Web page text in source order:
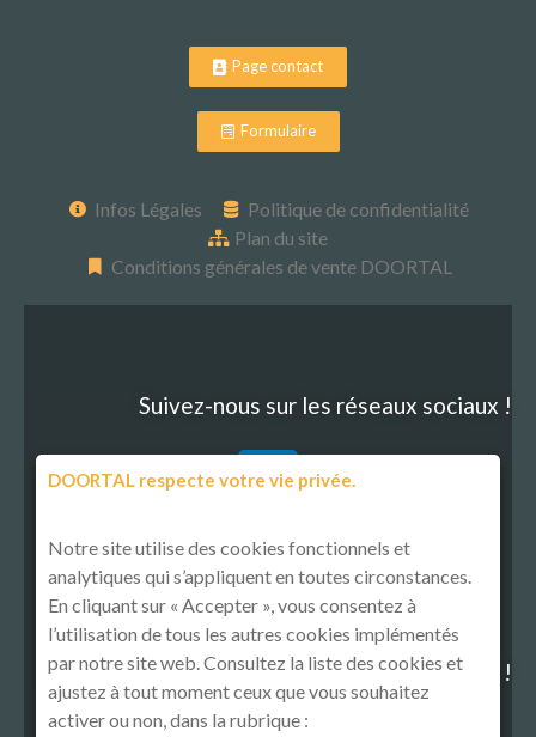
Page contact
Formulaire
Infos Légales
Politique de confidentialité
Plan du site
Conditions générales de vente DOORTAL
Suivez-nous sur les réseaux sociaux !
Découvrez notre politique RSE !
DOORTAL respecte votre vie privée.
Notre site utilise des cookies fonctionnels et
analytiques qui s’appliquent en toutes circonstances.
En cliquant sur « Accepter », vous consentez à
l’utilisation de tous les autres cookies implémentés
par notre site web. Consultez la liste des cookies et
ajustez à tout moment ceux que vous souhaitez
activer ou non, dans la rubrique :